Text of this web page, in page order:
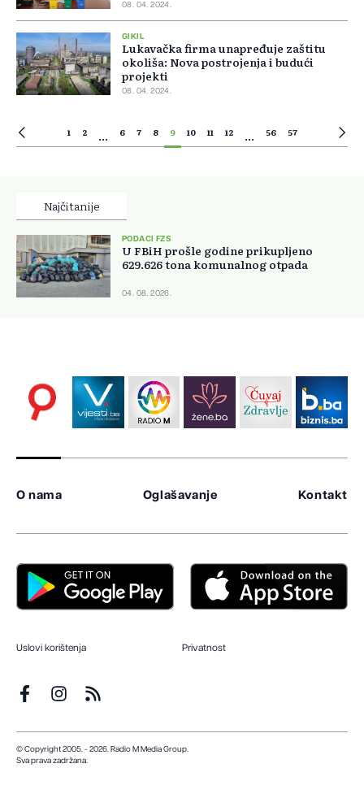
08. 04. 2024.
GIKIL
Lukavačka firma unapređuje zaštitu
okoliša: Nova postrojenja i budući
projekti
08. 04. 2024.
1 2 ... 6 7 8 9 10 11 12 ... 56 57
Najčitanije
PODACI FZS
U FBiH prošle godine prikupljeno
629.626 tona komunalnog otpada
04. 08. 2026.
O nama Oglašavanje Kontakt
Uslovi korištenja Privatnost
© Copyright 2005. - 2026. Radio M Media Group.
Sva prava zadržana.